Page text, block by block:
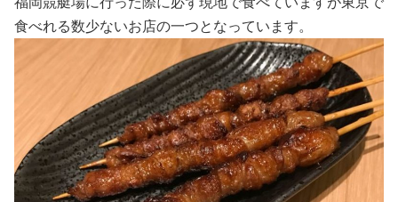
食べれる数少ないお店の一つとなっています。